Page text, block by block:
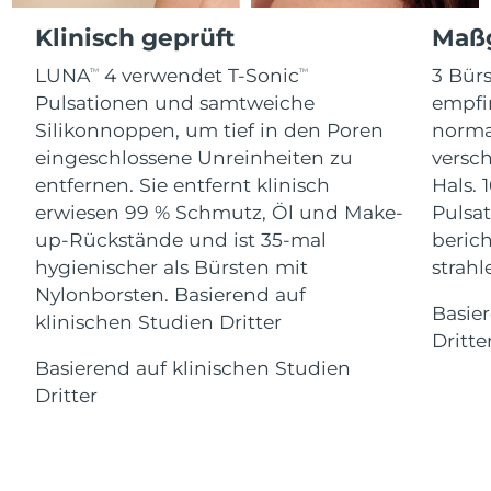
Klinisch geprüft
LUNATM 4 verwendet T-SonicTM
Pulsationen und samtweiche
Silikonnoppen, um tief in den Poren
eingeschlossene Unreinheiten zu
entfernen. Sie entfernt klinisch
erwiesen 99 % Schmutz, Öl und Make-
up-Rückstände und ist 35-mal
hygienischer als Bürsten mit
Nylonborsten. Basierend auf
klinischen Studien Dritter
Basierend auf klinischen Studien
Dritter
3
Hals.
For healthy hair
Kosmetik
Kaufe alles
FOREO APP
ÜBER
Gibraltar
12/08/2026
Griechenland
Erwartete Lieferung
08/08/2026
Sonderverwaltungsregion
Hongkong
Erwartete Lieferung
09/08/2026
Ungarn
Erwartete Lieferung
08/08/2026
Island
09/08/2026
Indonesien
Erwartete Lieferung